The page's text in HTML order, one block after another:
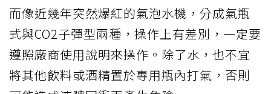
而像近幾年突然爆紅的氣泡水機，分成氣瓶
式與CO2子彈型兩種，操作上有差別，一定要
遵照廠商使用說明來操作。除了水，也不宜
將其他飲料或酒精置於專用瓶內打氣，否則